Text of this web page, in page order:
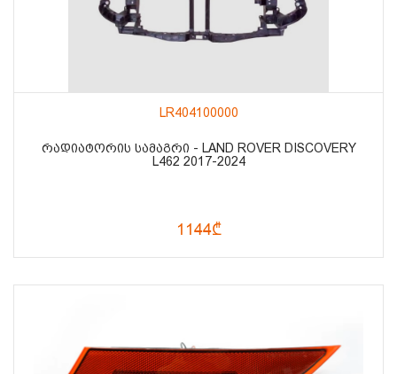
LR404100000
ᲠᲐᲓᲘᲐᲢᲝᲠᲘᲡ ᲡᲐᲛᲐᲒᲠᲘ - LAND ROVER DISCOVERY
L462 2017-2024
1144₾